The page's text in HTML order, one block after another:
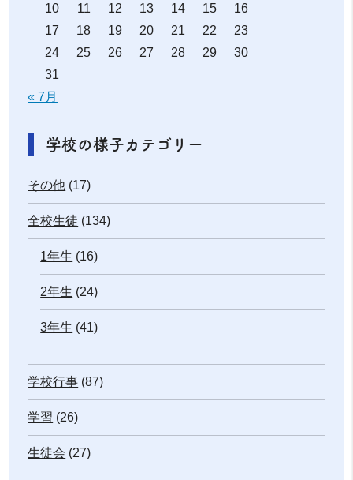
10
11 12 13 14 15
16
17
18 19 20 21 22
23
24
25 26 27 28 29
30
31
« 7月
学校の様子カテゴリー
その他 (17)
全校生徒 (134)
1年生 (16)
2年生 (24)
3年生 (41)
学校行事 (87)
学習 (26)
生徒会 (27)